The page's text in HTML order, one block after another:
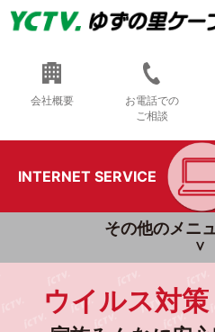
会社概要
お電話での
ご相談
INTERNET SERVICE
その他のメニ
ウイルス対策